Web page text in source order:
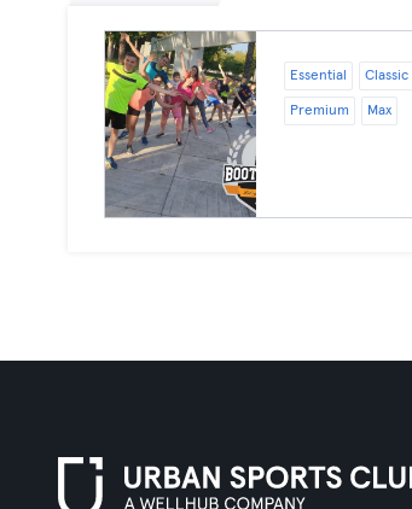
Essential Classic
Premium Max